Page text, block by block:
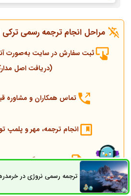
مراحل انجام ترجمه رسمی ترکی
ثبت سفارش در سایت به‌صورت
(دریافت اصل
تماس همکاران و مشاوره
انجام ترجمه، مهر و
ارسال به دادگستری و
ارسال به
ترجمه رسمی نروژی درراه های ارتباطی